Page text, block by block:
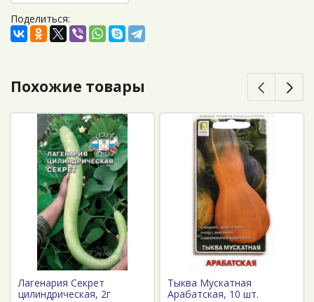
Поделиться:
Похожие товары
Лагенария Секрет
цилиндрическая, 2г
Тыква Мускатная
Арабатская, 10 шт.